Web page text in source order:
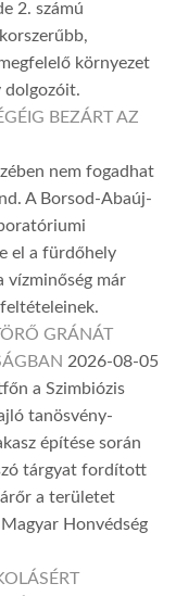
2. számú
környezet
dolgozóit.
BEZÁRT AZ
nem fogadhat
A Borsod-Abaúj-
el a fürdőhely
vízminőség már
GRÁNÁT
2026-08-05
a Szimbiózis
tanösvény-
építése során
tárgyat fordított
a területet
Honvédség